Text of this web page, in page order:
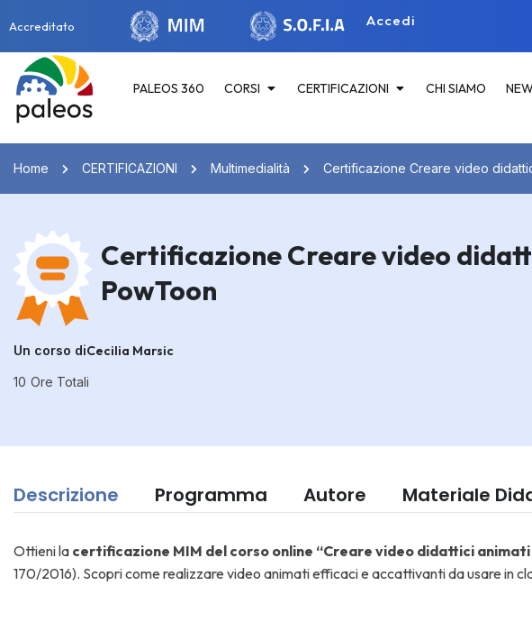
Accreditato Accedi
PALEOS 360 CORSI CERTIFICAZIONI CHI SIAMO
Home CERTIFICAZIONI Multimedialità Certificazione Creare video
Certificazione Creare video
PowToon
Un corso diCecilia Marsic
10 Ore Totali
Descrizione Programma Autore Materiale
Ottieni la certificazione MIM del corso online “Creare video didattici animati
170/2016). Scopri come realizzare video animati efficaci e accattivanti da usare in